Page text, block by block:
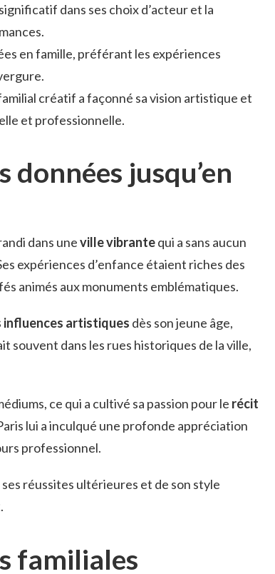
dans ses choix d’acteur et la
en famille, préférant les expériences
créatif a façonné sa vision artistique et
et professionnelle.
données jusqu’en
dans uneville vibrantequi a sans aucun
expériences d’enfance étaient riches des
animés aux monuments emblématiques.
influences artistiques dès son jeune âge,
souvent dans les rues historiques de la ville,
ce qui a cultivé sa passion pour le récit
lui a inculqué une profonde appréciation
professionnel.
réussites ultérieures et de son style
.
familiales